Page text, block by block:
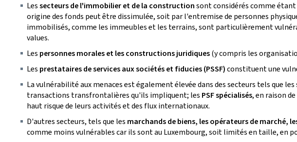
Lessecteurs de l'immobilier et de la constructionsont considérés comme
origine des fonds peut être dissimulée, soit par l'entremise de personnes
immobilisés, comme les immeubles et les terrains, sont particulièrement
values.
Les personnes morales et les constructions juridiques(y compris les
Les prestataires de services aux sociétés et fiducies (PSSF)constituent une
La vulnérabilité aux menaces est également élevée dans des secteurs tels que les
transactions transfrontalières qu'ils impliquent; les PSF spécialisés, en raison
haut risque de leurs activités et des flux internationaux.
D'autres secteurs, tels que les marchands de biens, les opérateurs de marché,
comme moins vulnérables car ils sont au Luxembourg, soit limités en taille, en